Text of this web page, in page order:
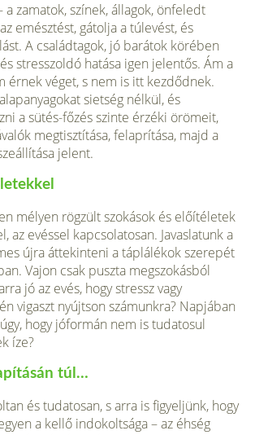
a zamatok, színek, állagok, önfeledt
emésztést, gátolja a túlevést, és
A családtagok, jó barátok körében
stresszoldó hatása igen jelentős. Ám a
érnek véget, s nem is itt kezdődnek.
sietség nélkül, és
a sütés-főzés szinte érzéki örömeit,
megtisztítása, felaprítása, majd a
jelent.
mélyen rögzült szokások és előítéletek
az evéssel kapcsolatosan. Javaslatunk a
újra áttekinteni a táplálékok szerepét
Vajon csak puszta megszokásból
jó az evés, hogy stressz vagy
vigaszt nyújtson számunkra? Napjában
hogy jóformán nem is tudatosul
íze?
túl…
és tudatosan, s arra is figyeljünk, hogy
a kellő indokoltsága – az éhség